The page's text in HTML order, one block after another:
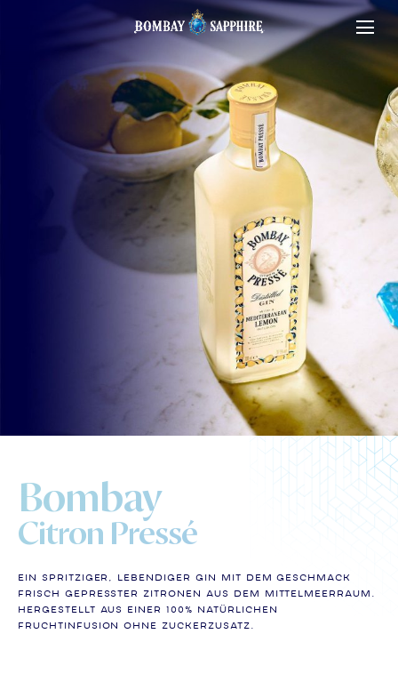
Bombay
Citron Pressé
Ein spritziger, lebendiger Gin mit dem Geschmack
frisch gepresster Zitronen aus dem Mittelmeerraum.
Hergestellt aus einer 100% natürlichen
Fruchtinfusion ohne Zuckerzusatz.